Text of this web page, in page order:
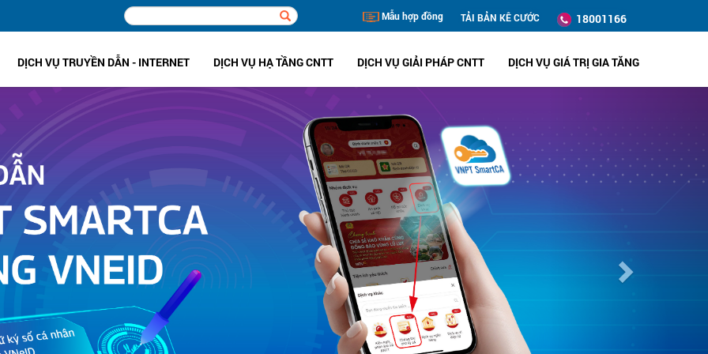
Mẫu hợp đồng TẢI BẢN KÊ CƯỚC 18001166
DỊCH VỤ TRUYỀN DẪN - INTERNET DỊCH VỤ HẠ TẦNG CNTT DỊCH VỤ GIẢI PHÁP CNTT DỊCH VỤ GIÁ TRỊ GIA TĂNG